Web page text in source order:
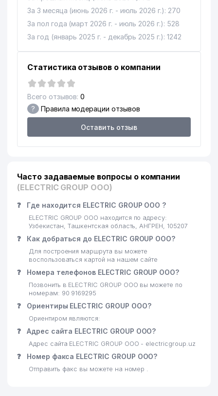
За 3 месяца (июнь 2026 г. - июль 2026 г.): 270
За пол года (март 2026 г. - июль 2026 г.): 528
За год (январь 2025 г. - декабрь 2025 г.): 1242
Статистика отзывов о компании
Всего отзывов: 0
? Правила модерации отзывов
Оставить отзыв
Часто задаваемые вопросы о компании
(ELECTRIC GROUP ООО)
❓ Где находится ELECTRIC GROUP ООО ?
ELECTRIC GROUP ООО находится по адресу:
Узбекистан, Ташкентская область, АНГРЕН, 105207
❓ Как добраться до ELECTRIC GROUP ООО?
Для построения маршрута вы можете
воспользоваться картой на нашем сайте
❓ Номера телефонов ELECTRIC GROUP ООО?
Позвонить в ELECTRIC GROUP ООО вы можете по
номерам: 90 9169295
❓ Ориентиры ELECTRIC GROUP ООО?
Ориентиром являются:
❓ Адрес сайта ELECTRIC GROUP ООО?
Адрес сайта ELECTRIC GROUP ООО - electricgroup.uz
❓ Номер факса ELECTRIC GROUP ООО?
Отправить факс вы можете на номер .